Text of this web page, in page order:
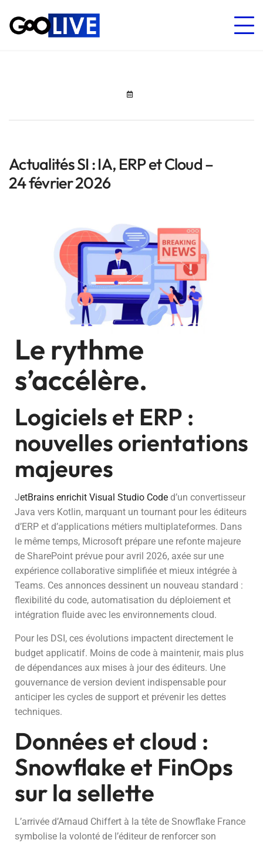
Actualités SI : IA, ERP et Cloud –
24 février 2026
Le rythme
s’accélère.
Logiciels et ERP :
nouvelles orientations
majeures
JetBrains enrichit Visual Studio Code d’un convertisseur
Java vers Kotlin, marquant un tournant pour les éditeurs
d’ERP et d’applications métiers multiplateformes. Dans
le même temps, Microsoft prépare une refonte majeure
de SharePoint prévue pour avril 2026, axée sur une
expérience collaborative simplifiée et mieux intégrée à
Teams. Ces annonces dessinent un nouveau standard :
flexibilité du code, automatisation du déploiement et
intégration fluide avec les environnements cloud.
Pour les DSI, ces évolutions impactent directement le
budget applicatif. Moins de code à maintenir, mais plus
de dépendances aux mises à jour des éditeurs. Une
gouvernance de version devient indispensable pour
anticiper les cycles de support et prévenir les dettes
techniques.
Données et cloud :
Snowflake et FinOps
sur la sellette
L’arrivée d’Arnaud Chiffert à la tête de Snowflake France
symbolise la volonté de l’éditeur de renforcer son